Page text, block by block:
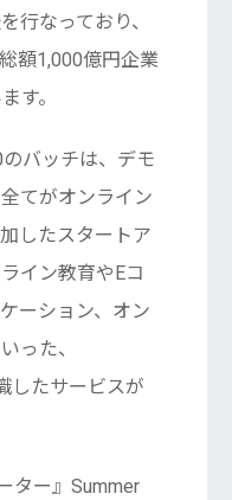
行なっており、
額1,000億円企業
す。
バッチは、デモ
てがオンライン
したスタートア
イン教育やEコ
ーション、オン
った、
したサービスが
ター』Summer